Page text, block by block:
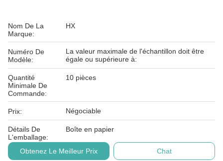
Nom De La
Marque:
HX
Numéro De
Modèle:
La valeur maximale de l'échantillon doit être
égale ou supérieure à:
Quantité
Minimale De
Commande:
10 pièces
Prix: Négociable
Détails De
L'emballage:
Boîte en papier
Obtenez Le Meilleur Prix Chat